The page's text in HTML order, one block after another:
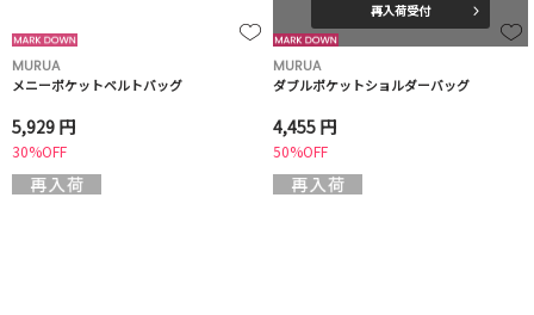
MURUA
メニーポケットベルトバッグ
5,929 円
30%OFF
再入荷受付
MURUA
ダブルポケットショルダーバッグ
4,455 円
50%OFF